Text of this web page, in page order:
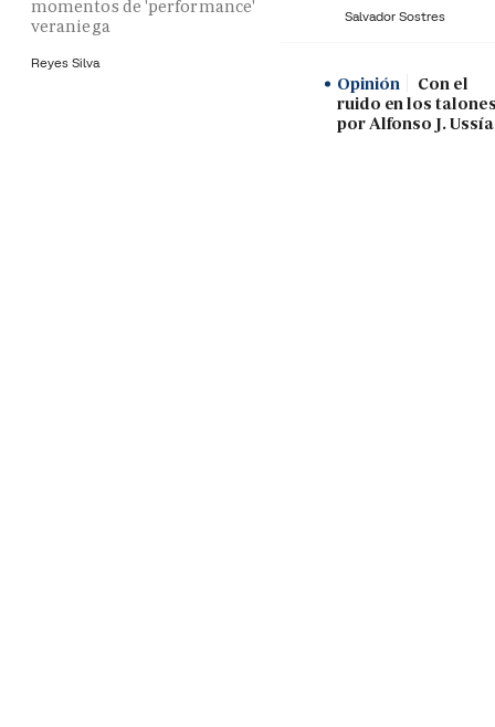
momentos de 'performance'
veraniega
Reyes Silva
Salvador Sostres
Opinión
Con el
ruido en los
por Alfonso J. Ussía